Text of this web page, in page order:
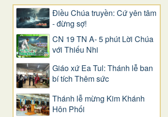
Điều Chúa truyền: Cứ yên tâm
- đừng sợ!
CN 19 TN A- 5 phút Lời Chúa
với Thiếu Nhi
Giáo xứ Ea Tul: Thánh lễ ban
bí tích Thêm sức
Thánh lễ mừng Kim Khánh
Hôn Phối